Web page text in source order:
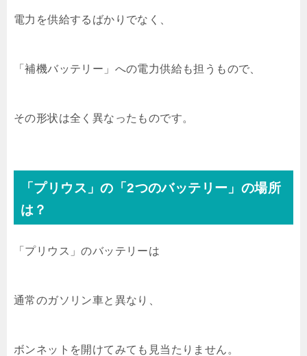
電力を供給するばかりでなく、
「補機バッテリー」への電力供給も担うもので、
その形状は全く異なったものです。
「プリウス」の「2つのバッテリー」の場所
は？
「プリウス」のバッテリーは
通常のガソリン車と異なり、
ボンネットを開けてみても見当たりません。